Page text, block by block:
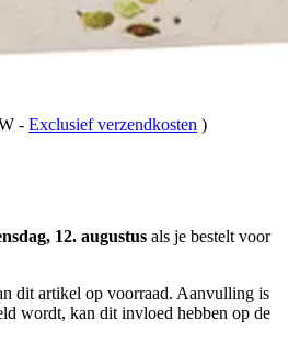
- Exclusief verzendkosten )
12. augustus als je bestelt voor
dit artikel op voorraad. Aanvulling is
wordt, kan dit invloed hebben op de